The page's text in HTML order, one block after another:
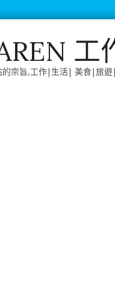
工
的宗旨,工作|生活| 美食|旅